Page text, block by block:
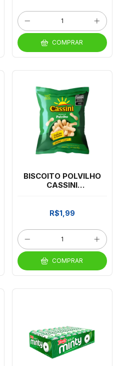
COMPRAR
BISCOITO POLVILHO
CASSINI
R$1,99
COMPRAR